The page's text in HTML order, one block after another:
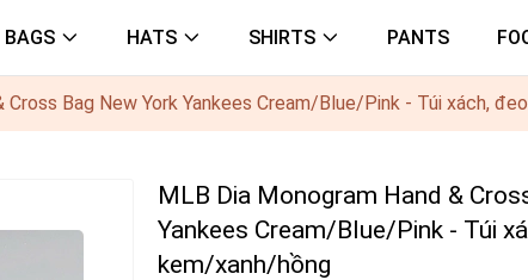
BAGS HATS SHIRTS PANTS
Cross Bag New York Yankees Cream/Blue/Pink - Túi xách,
MLB Dia Monogram Hand &
Yankees Cream/Blue/Pink - Túi
kem/xanh/hồng